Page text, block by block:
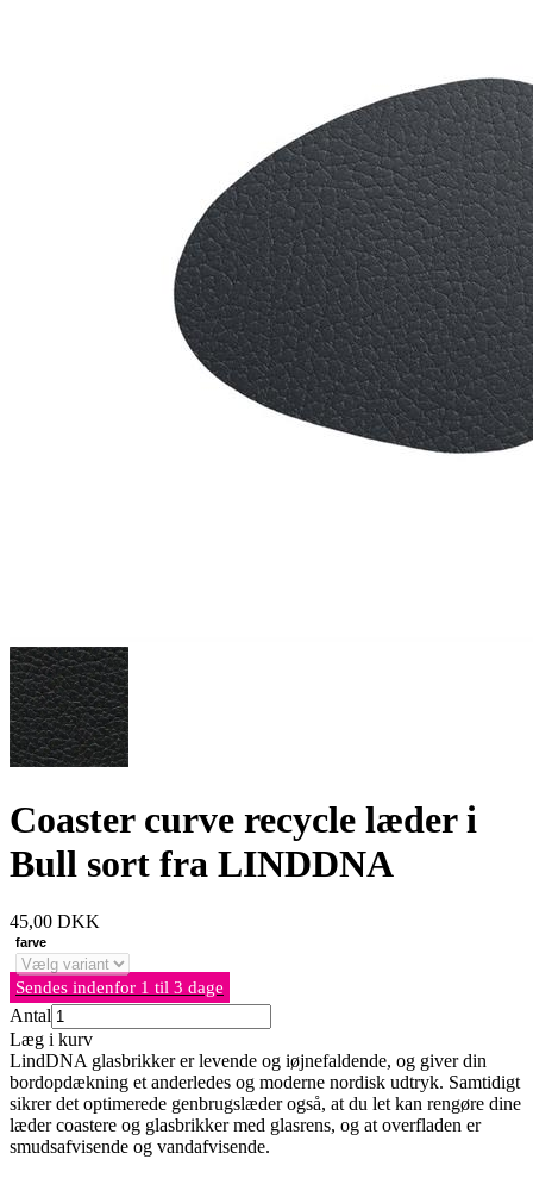
Coaster curve recycle læder i
Bull sort fra LINDDNA
45,00 DKK
farve
Sendes indenfor 1 til 3 dage
Antal
Læg i kurv
LindDNA glasbrikker er levende og iøjnefaldende, og giver din
bordopdækning et anderledes og moderne nordisk udtryk. Samtidigt
sikrer det optimerede genbrugslæder også, at du let kan rengøre dine
læder coastere og glasbrikker med glasrens, og at overfladen er
smudsafvisende og vandafvisende.